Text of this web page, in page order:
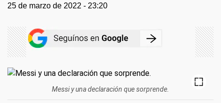
25 de marzo de 2022 - 23:20
Messi y una declaración que sorprende.